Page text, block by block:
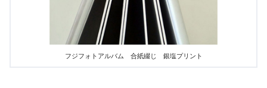
対応OS：iOS 、 Android
画像枠：全ページ固定テンプレート
フジフォトアルバム 合紙綴じ 銀塩プリント